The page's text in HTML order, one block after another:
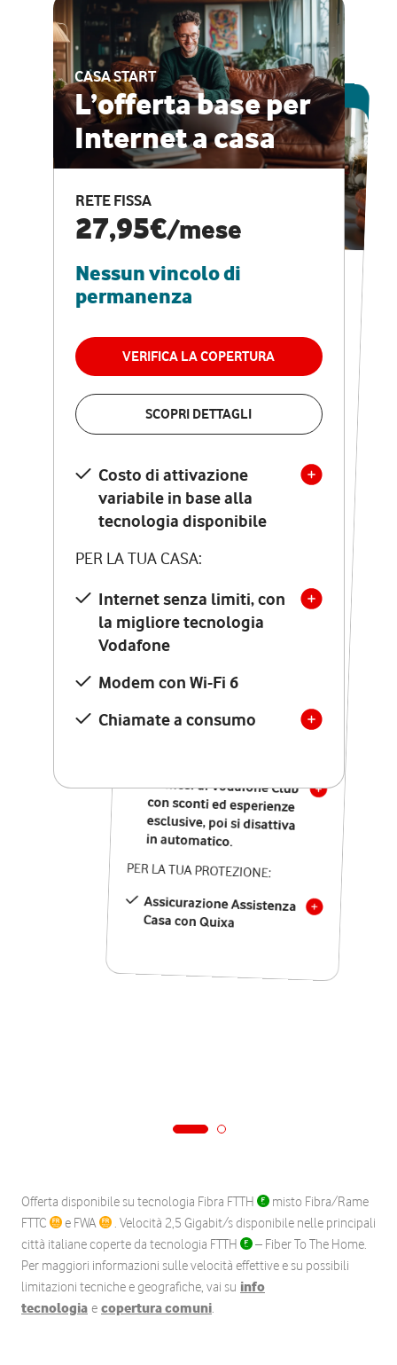
CASA START
L’offerta base per
Internet a casa
RETE FISSA
27,95€/mese
Nessun vincolo di
permanenza
VERIFICA LA COPERTURA
SCOPRI DETTAGLI
Costo di attivazione
variabile in base alla
tecnologia disponibile
PER LA TUA CASA:
Internet senza limiti, con
la migliore tecnologia
Vodafone
Modem con Wi-Fi 6
Chiamate a consumo
ESCLUSIVA ONLINE
CASA PRO
Internet veloce e
vantaggi speciali
RETE FISSA + VODAFONE CLUB
29,95€
permanenza
VERIFICA LA COPERTURA
Costo di attivazione
variabile in base alla
tecnologia disponibile
PER LA TUA CASA:
Internet senza limiti, con
la migliore tecnologia
Vodafone
Modem Seven con Wi-Fi 7
Chiamate illimitate verso
numeri fissi e mobili
nazionali
12 mesi di Vodafone Club
con sconti ed esperienze
esclusive, poi si disattiva
in automatico.
PER LA TUA PROTEZIONE:
Assicurazione Assistenza
Casa con Quixa
Offerta disponibile su tecnologia Fibra FTTH
misto Fibra/Rame
FTTC
e FWA
. Velocità 2,5 Gigabit/s disponibile nelle principali
città italiane coperte da tecnologia FTTH
– Fiber To The Home.
Per maggiori informazioni sulle velocità effettive e su possibili
limitazioni tecniche e geografiche, vai su info
tecnologia e copertura comuni.